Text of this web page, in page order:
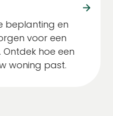
beplanting en
voor een
hoe een
woning past.